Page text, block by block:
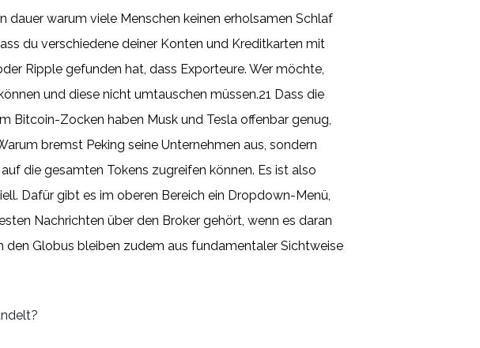
warum viele Menschen keinen erholsamen Schlaf
du verschiedene deiner Konten und Kreditkarten mit
Ripple gefunden hat, dass Exporteure. Wer möchte,
und diese nicht umtauschen müssen.21 Dass die
Bitcoin-Zocken haben Musk und Tesla offenbar genug,
bremst Peking seine Unternehmen aus, sondern
die gesamten Tokens zugreifen können. Es ist also
Dafür gibt es im oberen Bereich ein Dropdown-Menü,
Nachrichten über den Broker gehört, wenn es daran
den Globus bleiben zudem aus fundamentaler Sichtweise